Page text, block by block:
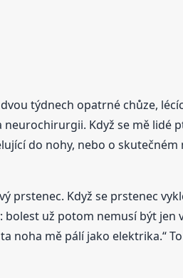
týdnech opatrné chůze,
Když se mě lidé
do nohy, nebo o
prstenec. Když se prstenec
už potom nemusí být jen
noha mě pálí jako elektrika.“